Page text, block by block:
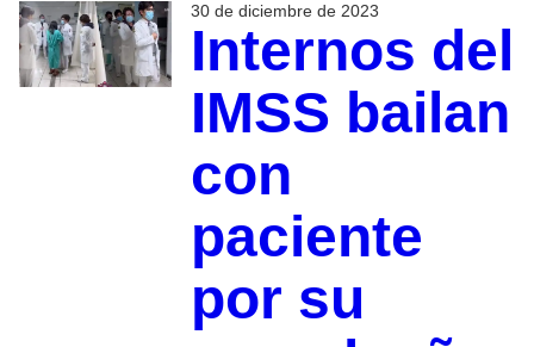
30 de diciembre de 2023
Internos del
IMSS bailan
con
paciente
por su